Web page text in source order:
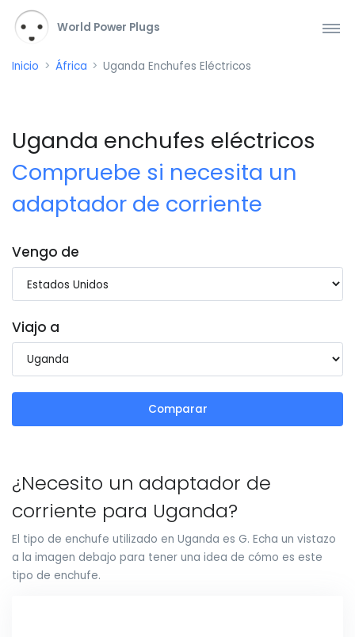
World Power Plugs
Inicio África Uganda Enchufes Eléctricos
Uganda enchufes eléctricos
Compruebe si necesita un
adaptador de corriente
Vengo de
Viajo a
Comparar
¿Necesito un adaptador de
corriente para Uganda?
El tipo de enchufe utilizado en Uganda es G. Echa un vistazo
a la imagen debajo para tener una idea de cómo es este
tipo de enchufe.